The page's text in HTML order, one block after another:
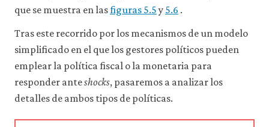
que se muestra en lasfiguras 5.5y 5.6 .
Tras este recorrido por los mecanismos de un modelo
simplificado en el que los gestores políticos pueden
emplear la política fiscal o la monetaria para
responder anteshocks, pasaremos a analizar los
detalles de ambos tipos de políticas.